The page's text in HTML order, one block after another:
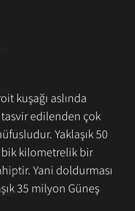
Bugün
kuşağı aslında
edilenden çok
Yaklaşık 50
kilometrelik bir
Yani doldurması
35 milyon Güneş